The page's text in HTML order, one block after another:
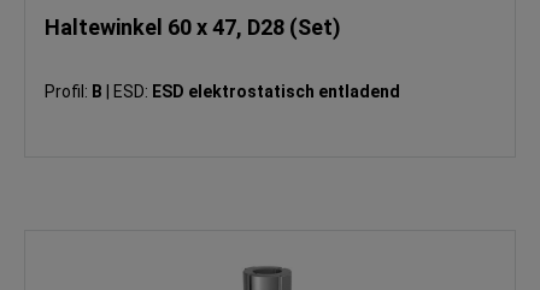
Haltewinkel 60 x 47, D28 (Set)
Profil: B ESD: ESD elektrostatisch entladend